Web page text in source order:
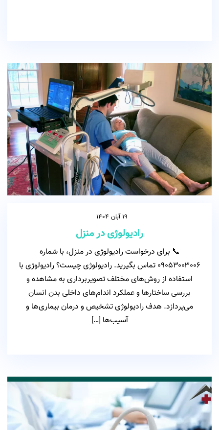
19 آبان 1404
رادیولوژی در منزل
📞 برای درخواست رادیولوژی در منزل، با شماره
۰۹۰۵۳۰۰۳۰۰۶ تماس بگیرید. رادیولوژی چیست؟ رادیولوژی با
استفاده از روش‌های مختلف تصویربرداری به مشاهده و
بررسی ساختارها و عملکرد اندام‌های داخلی بدن انسان
می‌پردازد. هدف رادیولوژی تشخیص و درمان بیماری‌ها و
آسیب‌ها […]